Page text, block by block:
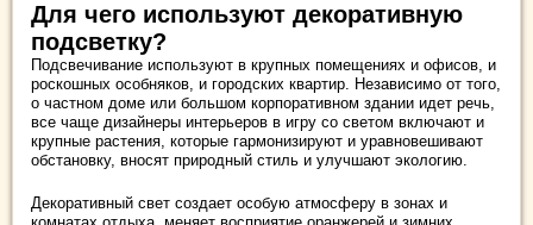
Для чего используют декоративную
подсветку?
Подсвечивание используют в крупных помещениях и офисов, и
роскошных особняков, и городских квартир. Независимо от того,
о частном доме или большом корпоративном здании идет речь,
все чаще дизайнеры интерьеров в игру со светом включают и
крупные растения, которые гармонизируют и уравновешивают
обстановку, вносят природный стиль и улучшают экологию.
Декоративный свет создает особую атмосферу в зонах и